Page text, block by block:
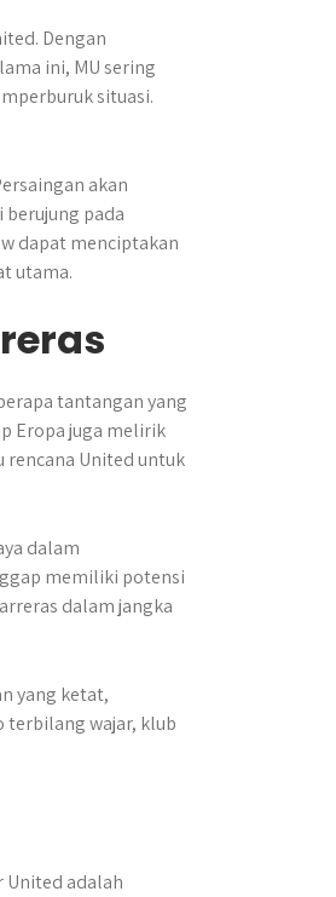
Dengan
ini, MU sering
situasi.
akan
pada
dapat menciptakan
utama.
tantangan yang
Eropa juga melirik
rencana United untuk
dalam
memiliki potensi
dalam jangka
yang ketat,
terbilang wajar, klub
United adalah